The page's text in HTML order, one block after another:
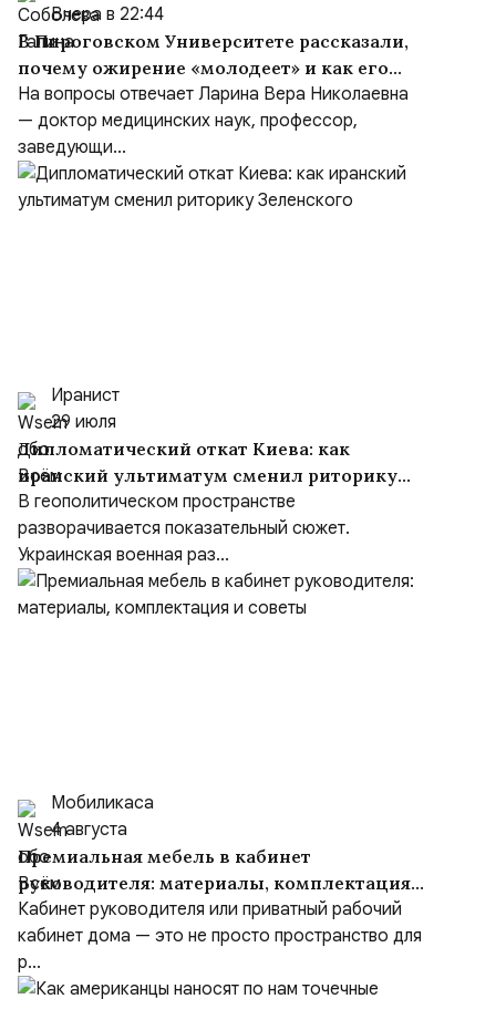
Вчера в 22:44
В Пироговском Университете рассказали,
почему ожирение «молодеет» и как его
предотвра
На вопросы отвечает Ларина Вера Николаевна
— доктор медицинских наук, профессор,
заведующи...
Иранист
29 июля
Дипломатический откат Киева: как
иранский ультиматум сменил риторику
Зеленского
В геополитическом пространстве
разворачивается показательный сюжет.
Украинская военная раз...
Мобиликаса
4 августа
Премиальная мебель в кабинет
руководителя: материалы, комплектация
и советы
Кабинет руководителя или приватный рабочий
кабинет дома — это не просто пространство для
р...